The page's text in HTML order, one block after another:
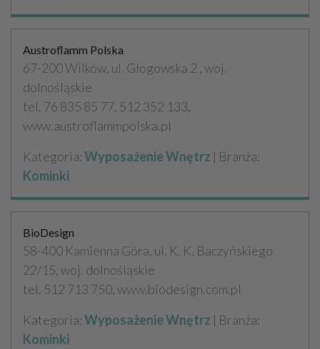
Austroflamm Polska
67-200 Wilków, ul. Głogowska 2 , woj.
dolnośląskie
tel. 76 835 85 77, 512 352 133,
www.austroflammpolska.pl
Kategoria:Wyposażenie Wnętrz | Branża:
Kominki
BioDesign
58-400 Kamienna Góra, ul. K. K. Baczyńskiego
22/15, woj. dolnośląskie
tel. 512 713 750, www.biodesign.com.pl
Kategoria:Wyposażenie Wnętrz | Branża:
Kominki